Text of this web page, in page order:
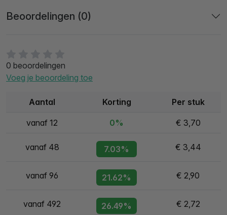
0 beoordelingen
Voeg je beoordeling toe
Aantal Korting Per stuk
vanaf 12 0% € 3,70
vanaf 48 7.03% € 3,44
vanaf 96 21.62% € 2,90
vanaf 492 26.49% € 2,72
Beoordelingen (0)